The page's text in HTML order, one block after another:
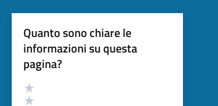
Quanto sono chiare le
informazioni su questa
pagina?
Valutazione